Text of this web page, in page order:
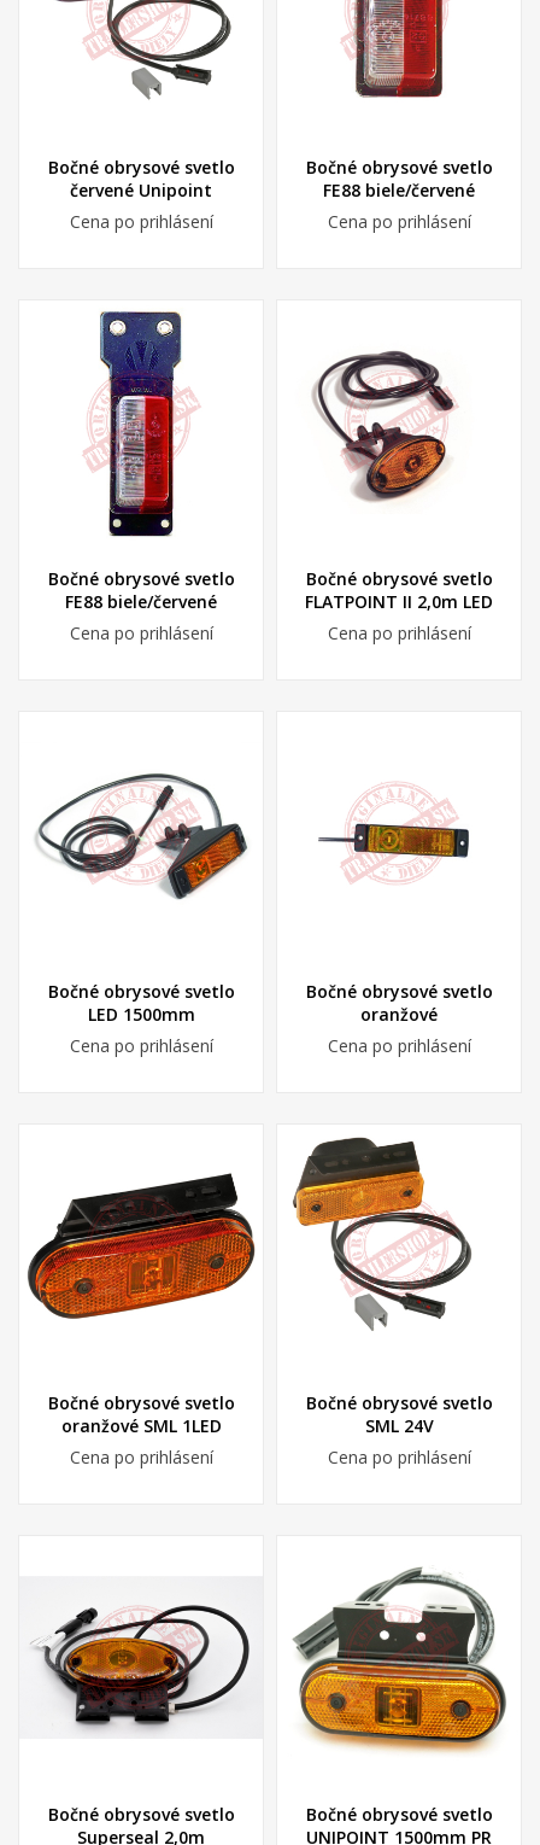
Bočné obrysové svetlo
červené Unipoint
Cena po prihlásení
Bočné obrysové svetlo
FE88 biele/červené
Cena po prihlásení
Bočné obrysové svetlo
FE88 biele/červené
Cena po prihlásení
Bočné obrysové svetlo
FLATPOINT II 2,0m LED
Cena po prihlásení
Bočné obrysové svetlo
LED 1500mm
Cena po prihlásení
Bočné obrysové svetlo
oranžové
Cena po prihlásení
Bočné obrysové svetlo
oranžové SML 1LED
Cena po prihlásení
Bočné obrysové svetlo
SML 24V
Cena po prihlásení
Bočné obrysové svetlo
Superseal 2,0m
Bočné obrysové svetlo
UNIPOINT 1500mm PR